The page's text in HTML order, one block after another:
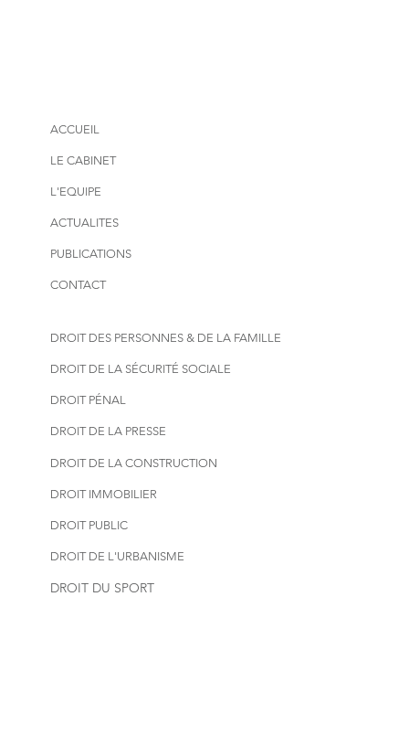
ACCUEIL
LE CABINET
L'EQUIPE
ACTUALITES
PUBLICATIONS
CONTACT
DROIT DU SPORT
DROIT DES PERSONNES & DE LA FAMILLE
DROIT DE LA SÉCURITÉ SOCIALE
DROIT PÉNAL
DROIT DE LA PRESSE
DROIT DE LA CONSTRUCTION
DROIT IMMOBILIER
DROIT PUBLIC
DROIT DE L'URBANISME